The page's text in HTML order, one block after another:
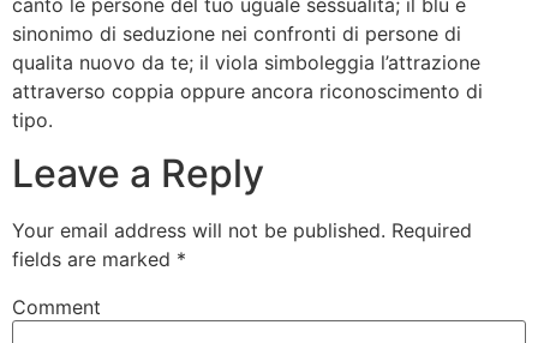
canto le persone del tuo uguale sessualita; il blu e
sinonimo di seduzione nei confronti di persone di
qualita nuovo da te; il viola simboleggia l’attrazione
attraverso coppia oppure ancora riconoscimento di
tipo.
Leave a Reply
Your email address will not be published. Required
fields are marked *
Comment